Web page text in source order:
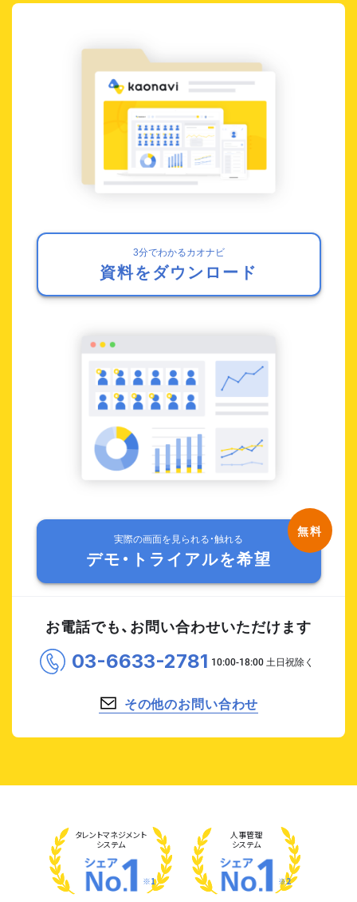
3分でわかるカオナビ
資料をダウンロード
実際の画面を見られる・触れる
デモ・トライアルを希望
お電話でも、お問い合わせいただけます
03-6633-2781
その他のお問い合わせ
タレントマネジメント
システム
※1
人事管理
システム
※2